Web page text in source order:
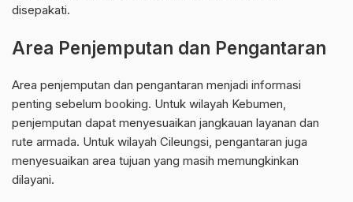
disepakati.
Area Penjemputan dan Pengantaran
Area penjemputan dan pengantaran menjadi informasi
penting sebelum booking. Untuk wilayah Kebumen,
penjemputan dapat menyesuaikan jangkauan layanan dan
rute armada. Untuk wilayah Cileungsi, pengantaran juga
menyesuaikan area tujuan yang masih memungkinkan
dilayani.